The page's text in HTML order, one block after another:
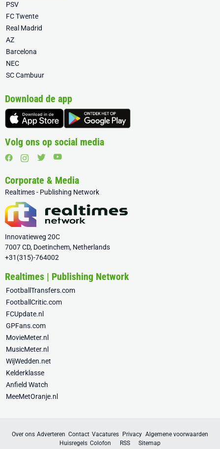
PSV
FC Twente
Real Madrid
AZ
Barcelona
NEC
SC Cambuur
Download de app
Volg ons op social media
Corporate & Media
Realtimes - Publishing Network
Innovatieweg 20C
7007 CD, Doetinchem, Netherlands
+31(315)-764002
Realtimes | Publishing Network
FootballTransfers.com
FootballCritic.com
FCUpdate.nl
GPFans.com
MovieMeter.nl
MusicMeter.nl
WijWedden.net
Kelderklasse
Anfield Watch
MeeMetOranje.nl
Over ons Adverteren Contact Vacatures Privacy Algemene voorwaarden
Huisregels Colofon RSS Sitemap